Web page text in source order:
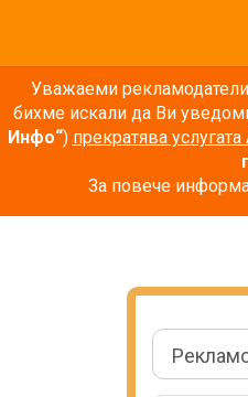
Уважаеми
бихме искали да Ви
Инфо“) прекратява
г
За повече